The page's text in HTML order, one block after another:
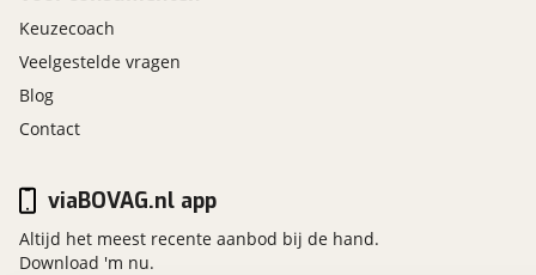
Keuzecoach
Veelgestelde vragen
Blog
Contact
viaBOVAG.nl app
Altijd het meest recente aanbod bij de hand.
Download 'm nu.